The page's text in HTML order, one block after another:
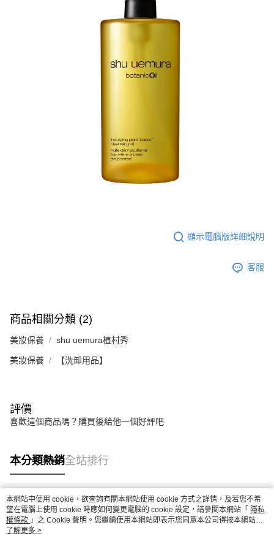
顯示電腦版詳細說明
客服
商品相關分類 (2)
美妝保養 shu uemura植村秀
美妝保養 【洗卸用品】
評價
喜歡這個商品嗎？購買後給他一個好評吧
本分類熱銷全站排行
熱門標籤
本網站中使用 cookie，欲查詢有關本網站使用 cookie 方式之詳情，及若您不希
望在電腦上使用 cookie 時應如何變更電腦的 cookie 設定，請參閱本網站「 隱私
權條款 」之 Cookie 聲明。您繼續使用本網站即表示您同意本公司得按本網站使
用條款之 Cookie 聲明使用 cookie。
了解更多 >